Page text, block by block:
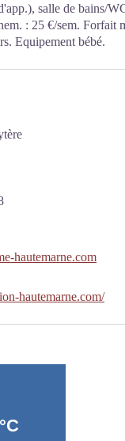
salle de bains/
: 25 €/sem. Forfait
Equipement bébé.
hautemarne.com
hautemarne.com/